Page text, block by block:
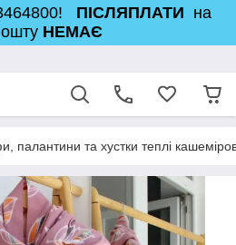
ПІСЛЯПЛАТИ на
НЕМАЄ
палантини та хустки теплі